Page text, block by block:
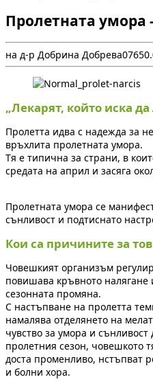
Пролетната умора
на д-р Добрина Добрева0765
„Лекарят, който иска
Пролетта идва с надежда за
връхлита пролетната умора.
Тя е типична за страни, в
средата на април и засяга
Пролетната умора се
сънливост и подтиснато
Кои са причините за
Човешкият организъм
повишава кръвното налягане
сезонната промяна.
С настъпване на пролетта
намалява отделянето на
чувство за умора и
пролетния сезон, човешкото
доста променливо, нстъпват
и болни хора.